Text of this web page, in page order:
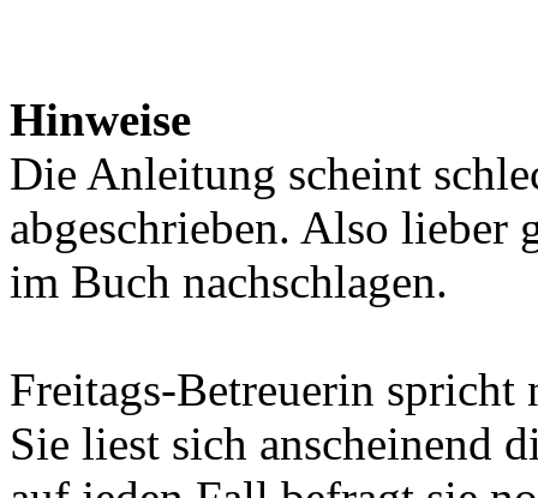
Hinweise
Die Anleitung scheint
abgeschrieben. Also lieber
im Buch nachschlagen.
Freitags-Betreuerin spricht
Sie liest sich anscheinend